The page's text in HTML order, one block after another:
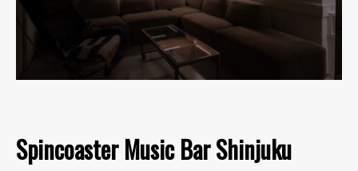
Spincoaster Music Bar Shinjuku